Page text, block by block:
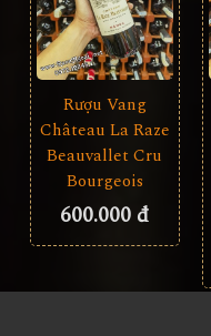
Rượu Vang
Château La Raze
Beauvallet Cru
Bourgeois
600.000 đ